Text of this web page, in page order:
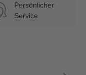
Persönlicher
Service